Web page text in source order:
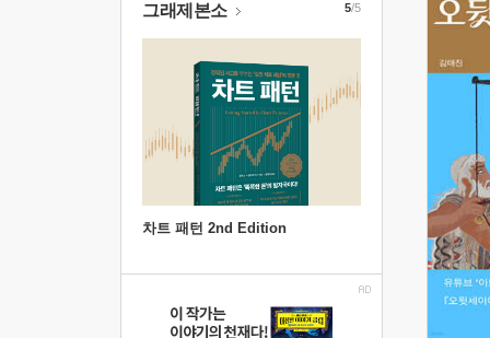
그래제본소
차트 패턴 2nd Edition
5/5